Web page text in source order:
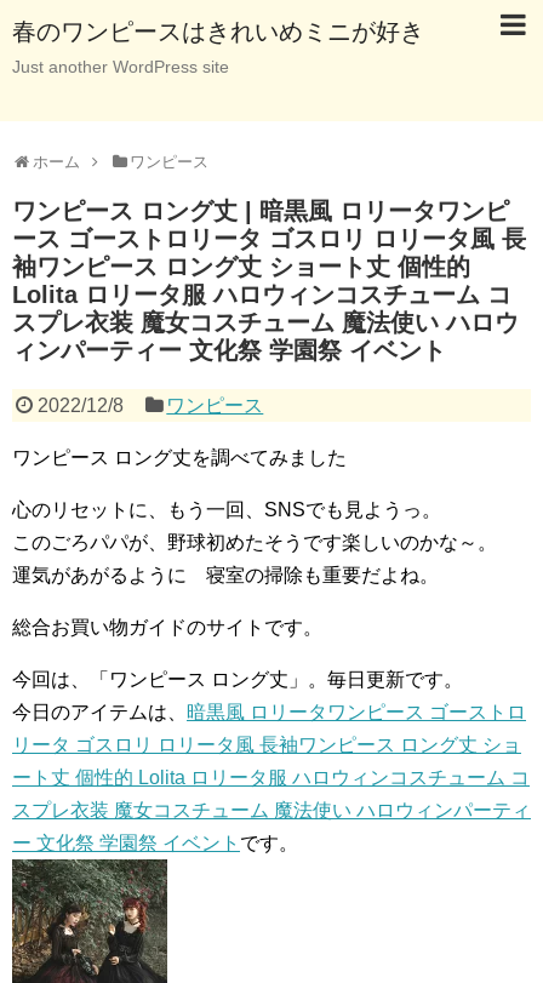
春のワンピースはきれいめミニが好き
Just another WordPress site
ホーム ワンピース
ワンピース ロング丈 | 暗黒風 ロリータワンピ
ース ゴーストロリータ ゴスロリ ロリータ風 長
袖ワンピース ロング丈 ショート丈 個性的
Lolita ロリータ服 ハロウィンコスチューム コ
スプレ衣装 魔女コスチューム 魔法使い ハロウ
ィンパーティー 文化祭 学園祭 イベント
2022/12/8 ワンピース
ワンピース ロング丈を調べてみました
心のリセットに、もう一回、SNSでも見ようっ。
このごろパパが、野球初めたそうです楽しいのかな～。
運気があがるように 寝室の掃除も重要だよね。
総合お買い物ガイドのサイトです。
今回は、「ワンピース ロング丈」。毎日更新です。
今日のアイテムは、 暗黒風 ロリータワンピース ゴーストロ
リータ ゴスロリ ロリータ風 長袖ワンピース ロング丈 ショ
ート丈 個性的 Lolita ロリータ服 ハロウィンコスチューム コ
スプレ衣装 魔女コスチューム 魔法使い ハロウィンパーティ
ー 文化祭 学園祭 イベント です。